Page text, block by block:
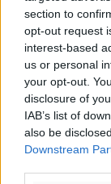
section to
opt-out request
interest-based
us or personal
your opt-out.
disclosure of
IAB’s list of
also be
Downstream
29°
ΔΕ
29°
ΤΡ
28°
ΤΕ